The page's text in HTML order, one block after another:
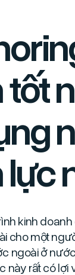
lực
kinh
cho một
ngoài ở
này rất có lợi